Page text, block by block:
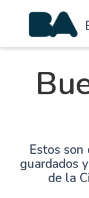
Estos son
guardados
de la